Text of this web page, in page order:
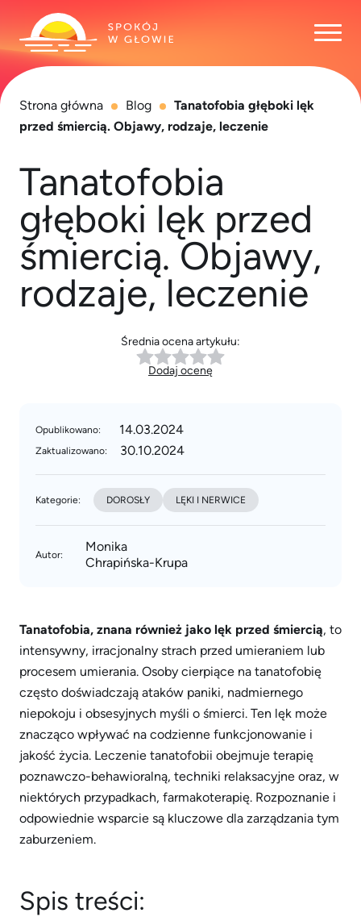
Strona główna Blog
Tanatofobia głęboki lęk
przed śmiercią. Objawy, rodzaje, leczenie
Tanatofobia
głęboki lęk przed
śmiercią. Objawy,
rodzaje, leczenie
Średnia ocena artykułu:
Dodaj ocenę
Autor:
Monika
Chrapińska-Krupa
Opublikowano: 14.03.2024
Zaktualizowano: 30.10.2024
Kategorie: DOROSŁY LĘKI I NERWICE
Tanatofobia, znana również jako lęk przed śmiercią, to
intensywny, irracjonalny strach przed umieraniem lub
procesem umierania. Osoby cierpiące na tanatofobię
często doświadczają ataków paniki, nadmiernego
niepokoju i obsesyjnych myśli o śmierci. Ten lęk może
znacząco wpływać na codzienne funkcjonowanie i
jakość życia. Leczenie tanatofobii obejmuje terapię
poznawczo-behawioralną, techniki relaksacyjne oraz, w
niektórych przypadkach, farmakoterapię. Rozpoznanie i
odpowiednie wsparcie są kluczowe dla zarządzania tym
zaburzeniem.
Spis treści: